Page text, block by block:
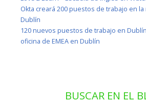
Okta creará 200 puestos de trabajo en
Dublín
120 nuevos puestos de trabajo en
oficina de EMEA en Dublín
BUSCAR EN EL